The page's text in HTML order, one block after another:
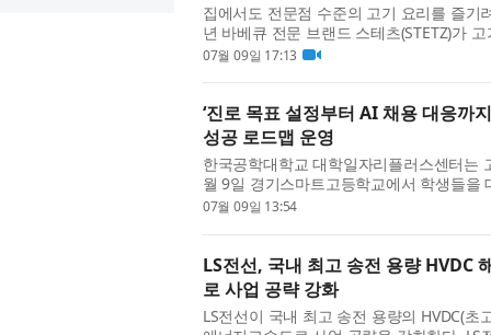
집에서도 전문점 수준의 고기 요리를 즐기
년 바베큐 전문 브랜드 스테츠(STETZ)가
워 홈바베큐 시장 공략을 강화하고 있다.
07월 09일 17:13
‘진로 목표 설정부터 AI 채용 대응까
성공 로드맵 운영
한국공학대학교 대학일자리플러스센터는
월 9일 경기스마트고등학교에서 학생들을
로그램’을 운영했다. *고맞고: 고교생 맞춤
07월 09일 13:54
LS전선, 국내 최고 송전 용량 HVDC
로 사업 공략 강화
LS전선이 국내 최고 송전 용량의 HVDC(